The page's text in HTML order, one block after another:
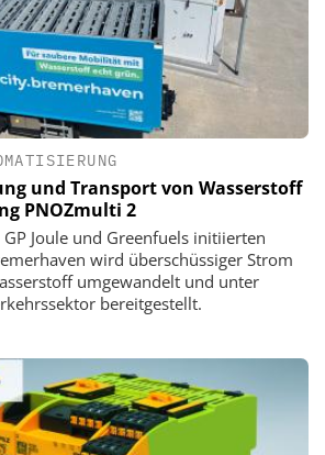
und Transport von Wasserstoff
PNOZmulti 2
Joule und Greenfuels initiierten
wird überschüssiger Strom
umgewandelt und unter
bereitgestellt.